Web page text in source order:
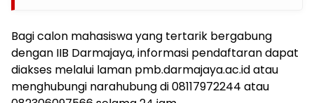
Bagi calon mahasiswa yang tertarik bergabung
dengan IIB Darmajaya, informasi pendaftaran dapat
diakses melalui laman pmb.darmajaya.ac.id atau
menghubungi narahubung di 08117972244 atau